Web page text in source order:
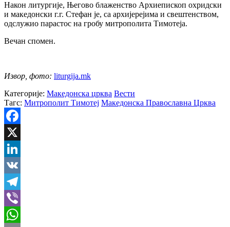
Након литургије, Његово блаженство Архиепископ охридски
и македонски г.г. Стефан је, са архијерејима и свештенством,
одслужио парастос на гробу митрополита Тимотеја.
Вечан спомен.
Извор, фото: liturgija.mk
Категорије: Македонска црква Вести
Тагс: Митрополит Тимотеј Македонска Православна Црква
Facebook
X
LinkedIn
VK
Telegram
Viber